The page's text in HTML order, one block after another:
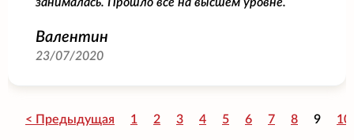
Валентин
23/07/2020
< Предыдущая 1 2 3 4 5 6 7 8 9 10